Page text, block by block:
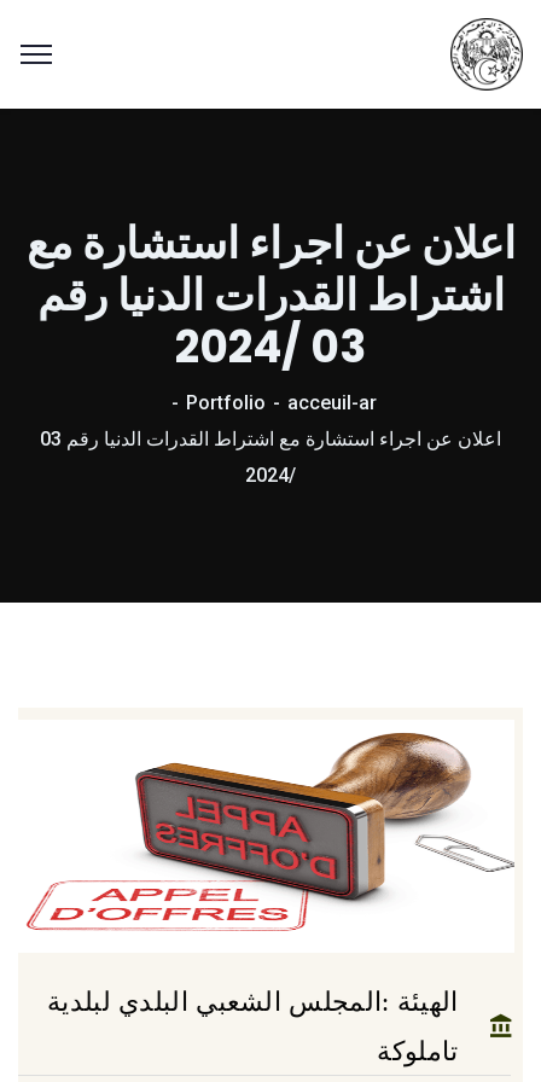
اعلان عن اجراء استشارة مع
اشتراط القدرات الدنيا رقم
03 /2024
acceuil-ar
Portfolio
اعلان عن اجراء استشارة مع اشتراط القدرات الدنيا رقم 03
/2024
الهيئة :المجلس الشعبي البلدي لبلدية
تاملوكة